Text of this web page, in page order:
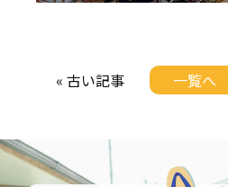
« 古い記事 一覧へ